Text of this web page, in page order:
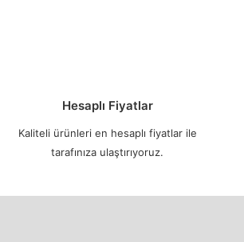
Hesaplı Fiyatlar
Kaliteli ürünleri en hesaplı fiyatlar ile
tarafınıza ulaştırıyoruz.